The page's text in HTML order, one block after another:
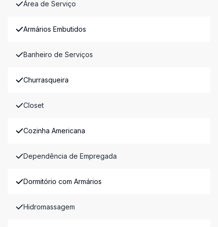
Área de Serviço
Armários Embutidos
Banheiro de Serviços
Churrasqueira
Closet
Cozinha Americana
Dependência de Empregada
Dormitório com Armários
Hidromassagem